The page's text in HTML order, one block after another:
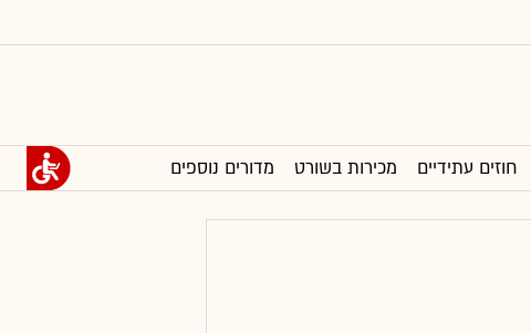
חוזים עתידיים מכירות בשורט מדורים נוספים